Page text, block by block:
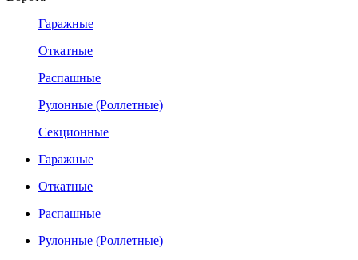
Гаражные
Откатные
Распашные
Рулонные (Роллетные)
Секционные
Гаражные
Откатные
Распашные
Рулонные (Роллетные)